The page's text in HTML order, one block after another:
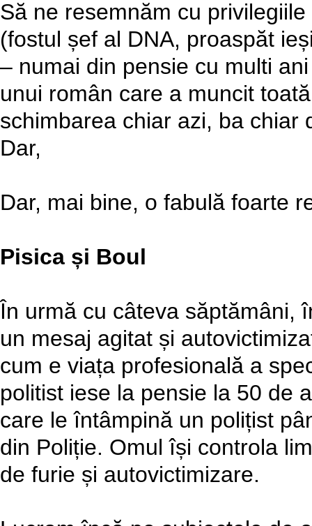
Să ne resemnăm cu
(fostul șef al DNA, proaspăt
– numai din pensie cu multi
unui român care a muncit
schimbarea chiar azi, ba chiar
Dar,
Dar, mai bine, o fabulă foarte
Pisica și Boul
În urmă cu câteva săptămâni,
un mesaj agitat și
cum e viața profesională a
politist iese la pensie la 50 de
care le întâmpină un polițist
din Poliție. Omul își controla
de furie și autovictimizare.